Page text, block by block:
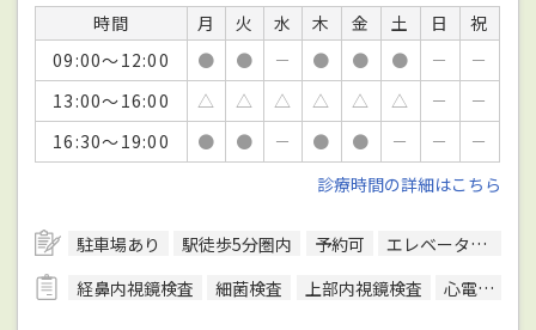
時間 月 火 水 木 金 土 日
祝
09:00～12:00
● ● － ● ● ● －
－
13:00～16:00
△ △ △ △ △ △ －
－
16:30～19:00
● ● － ● ● － －
－
診療時間の詳細はこちら
駐車場あり 駅徒歩5分圏内 予約可
エレベーターあり
経鼻内視鏡検査
細菌検査 上部内視鏡検査 心電図検査